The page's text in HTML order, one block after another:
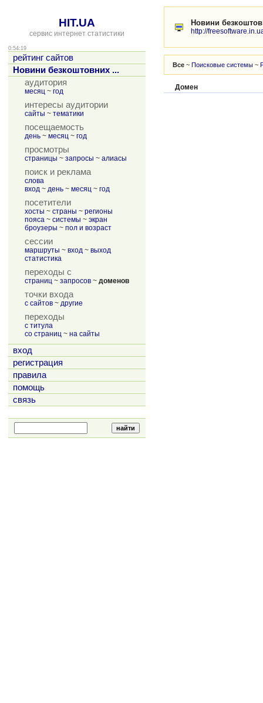
HIT.UA
сервис интернет статистики
0:54:19
рейтинг сайтов
Новини безкоштовних ...
аудитория
месяц ~ год
интересы аудитории
сайты ~ тематики
посещаемость
день ~ месяц ~ год
просмотры
страницы ~ запросы ~ алиасы
поиск и реклама
слова
вход ~ день ~ месяц ~ год
посетители
хосты ~ страны ~ регионы
пояса ~ системы ~ экран
броузеры ~ пол и возраст
сессии
маршруты ~ вход ~ выход
статистика
переходы с
страниц ~ запросов ~ доменов
точки входа
с сайтов ~ другие
переходы
с титула
со страниц ~ на сайты
вход
регистрация
правила
помощь
связь
Новини
http://
Все ~ Поисковые системы ~
Домен